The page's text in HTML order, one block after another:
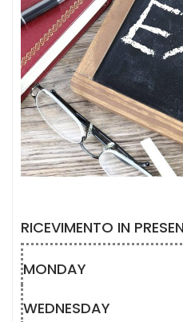
RICEVIMENTO IN
MONDAY
WEDNESDAY